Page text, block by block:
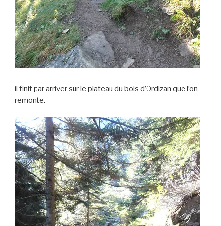
il finit par arriver sur le plateau du bois d’Ordizan que l’on
remonte.